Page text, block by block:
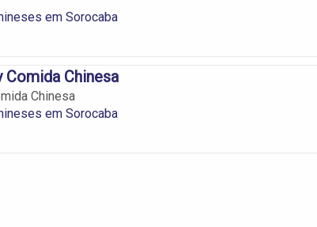
em Sorocaba
Comida Chinesa
Chinesa
em Sorocaba